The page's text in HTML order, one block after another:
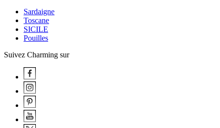
Sardaigne
Toscane
SICILE
Pouilles
Suivez Charming sur